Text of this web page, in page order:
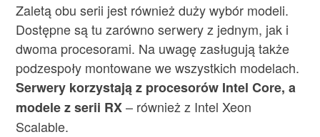
Zaletą obu serii jest również duży wybór modeli.
Dostępne są tu zarówno serwery z jednym, jak i
dwoma procesorami. Na uwagę zasługują także
podzespoły montowane we wszystkich modelach.
Serwery korzystają z procesorów Intel Core, a
modele z serii RX– również z Intel Xeon
Scalable.